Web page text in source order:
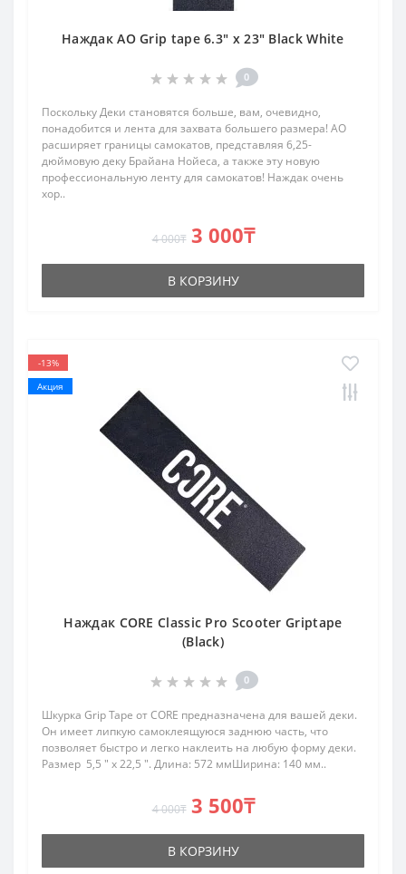
Наждак AO Grip tape 6.3" x 23" Black White
0
Поскольку Деки становятся больше, вам, очевидно,
понадобится и лента для захвата большего размера! AO
расширяет границы самокатов, представляя 6,25-
дюймовую деку Брайана Нойеса, а также эту новую
профессиональную ленту для самокатов! Наждак очень
хор..
4 000₸ 3 000₸
В КОРЗИНУ
-13%
Акция
Наждак CORE Classic Pro Scooter Griptape
(Black)
0
Шкурка Grip Tape от CORE предназначена для вашей деки.
Он имеет липкую самоклеящуюся заднюю часть, что
позволяет быстро и легко наклеить на любую форму деки.
Размер 5,5 ″ x 22,5 ″. Длина: 572 ммШирина: 140 мм..
4 000₸ 3 500₸
В КОРЗИНУ